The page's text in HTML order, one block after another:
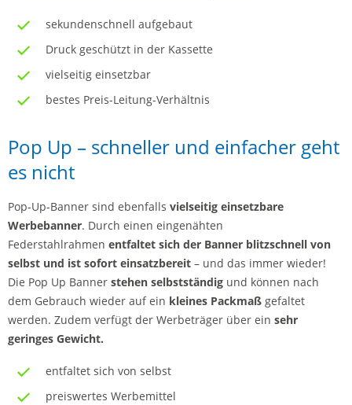
sekundenschnell aufgebaut
Druck geschützt in der Kassette
vielseitig einsetzbar
bestes Preis-Leitung-Verhältnis
Pop Up – schneller und einfacher geht
es nicht
Pop-Up-Banner sind ebenfalls vielseitig einsetzbare
Werbebanner. Durch einen eingenähten
Federstahlrahmen entfaltet sich der Banner blitzschnell von
selbst und ist sofort einsatzbereit – und das immer wieder!
Die Pop Up Banner stehen selbstständig und können nach
dem Gebrauch wieder auf ein kleines Packmaß gefaltet
werden. Zudem verfügt der Werbeträger über ein sehr
geringes Gewicht.
entfaltet sich von selbst
preiswertes Werbemittel